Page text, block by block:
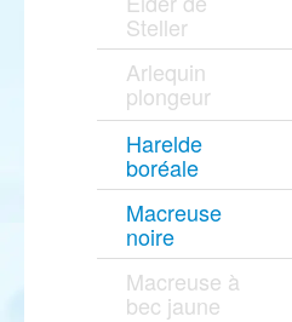
Steller
Arlequin
plongeur
Harelde
boréale
Macreuse
noire
Macreuse à
bec jaune